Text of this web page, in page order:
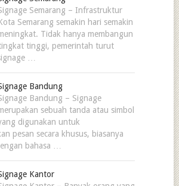
Semarang – Infrastruktur
Semarang semakin hari semakin
Tidak hanya membangun
tinggi, pemerintah turut
…
Bandung
Bandung – Signage
sebuah tanda atau simbol
digunakan untuk
pesan secara khusus, biasanya
bahasa …
Kantor